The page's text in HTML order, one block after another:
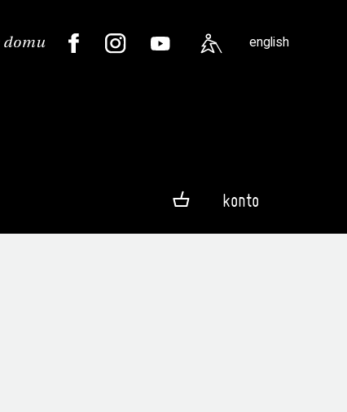
english
konto